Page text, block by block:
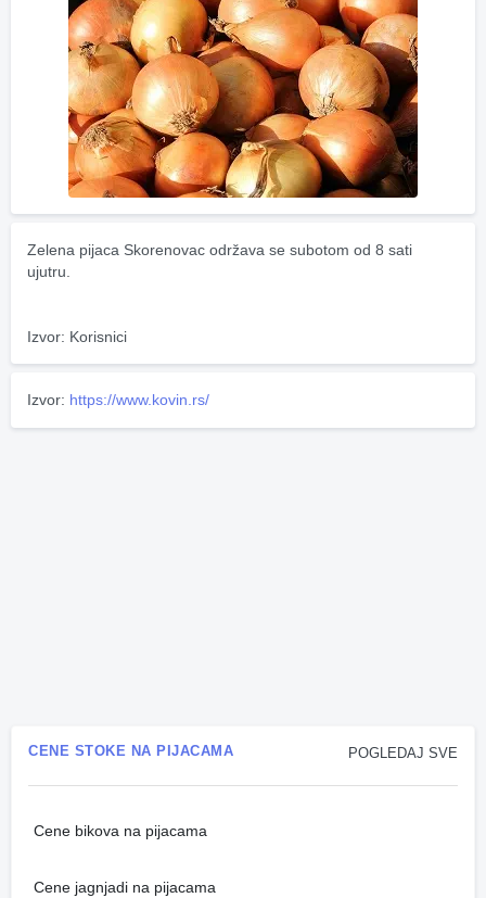
Zelena pijaca Skorenovac održava se subotom od 8 sati
ujutru.
Izvor: Korisnici
Izvor: https://www.kovin.rs/
POGLEDAJ SVE
CENE STOKE NA PIJACAMA
Cene bikova na pijacama
Cene jagnjadi na pijacama